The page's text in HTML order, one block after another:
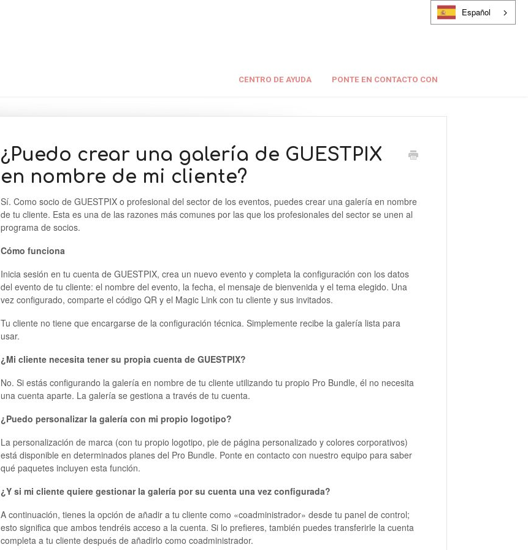
Español
CENTRO DE AYUDA PONTE EN CONTACTO CON
¿Puedo crear una galería de GUESTPIX
en nombre de mi cliente?
Sí. Como socio de GUESTPIX o profesional del sector de los eventos, puedes crear una galería en nombre
de tu cliente. Esta es una de las razones más comunes por las que los profesionales del sector se unen al
programa de socios.
Cómo funciona
Inicia sesión en tu cuenta de GUESTPIX, crea un nuevo evento y completa la configuración con los datos
del evento de tu cliente: el nombre del evento, la fecha, el mensaje de bienvenida y el tema elegido. Una
vez configurado, comparte el código QR y el Magic Link con tu cliente y sus invitados.
Tu cliente no tiene que encargarse de la configuración técnica. Simplemente recibe la galería lista para
usar.
¿Mi cliente necesita tener su propia cuenta de GUESTPIX?
No. Si estás configurando la galería en nombre de tu cliente utilizando tu propio Pro Bundle, él no necesita
una cuenta aparte. La galería se gestiona a través de tu cuenta.
¿Puedo personalizar la galería con mi propio logotipo?
La personalización de marca (con tu propio logotipo, pie de página personalizado y colores corporativos)
está disponible en determinados planes del Pro Bundle. Ponte en contacto con nuestro equipo para saber
qué paquetes incluyen esta función.
¿Y si mi cliente quiere gestionar la galería por su cuenta una vez configurada?
A continuación, tienes la opción de añadir a tu cliente como «coadministrador» desde tu panel de control;
esto significa que ambos tendréis acceso a la cuenta. Si lo prefieres, también puedes transferirle la cuenta
completa a tu cliente después de añadirlo como coadministrador.